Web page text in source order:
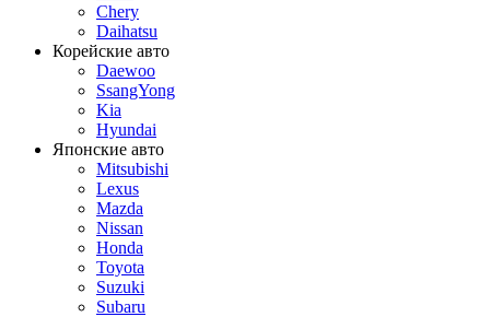
Chery
Daihatsu
Корейские авто
Daewoo
SsangYong
Kia
Hyundai
Японские авто
Mitsubishi
Lexus
Mazda
Nissan
Honda
Toyota
Suzuki
Subaru